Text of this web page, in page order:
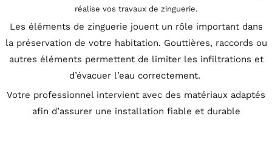
réalise vos travaux de zinguerie.
Les éléments de zinguerie jouent un rôle important dans
la préservation de votre habitation. Gouttières, raccords ou
autres éléments permettent de limiter les infiltrations et
d’évacuer l’eau correctement.
Votre professionnel intervient avec des matériaux adaptés
afin d’assurer une installation fiable et durable